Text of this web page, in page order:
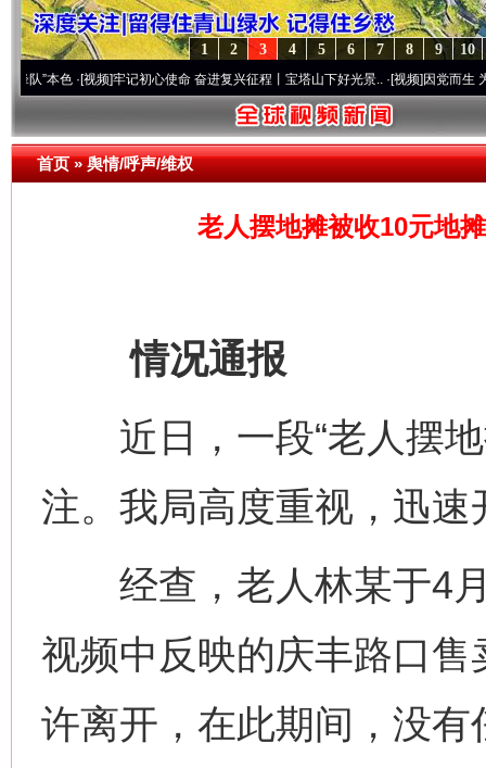
10
9
8
7
6
5
4
3
2
1
·[视频]牢记初心使命 奋进复兴征程丨宝塔山下好光景..·[视频]因党而生 为党而战
首页»舆情/呼声/维权
老人摆地摊被收10元地
情况通报
近日，一段“老人摆地
注。我局高度重视，迅速
经查，老人林某于4月
视频中反映的庆丰路口
许离开，在此期间，没